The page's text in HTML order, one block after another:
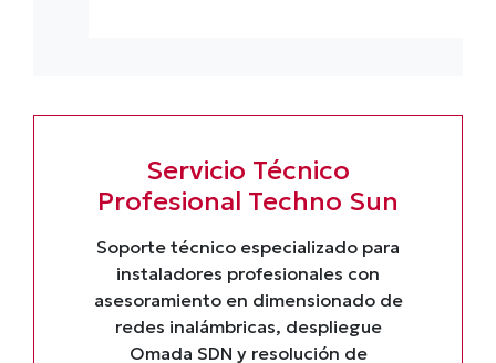
Servicio Técnico
Profesional Techno Sun
Soporte técnico especializado para
instaladores profesionales con
asesoramiento en dimensionado de
redes inalámbricas, despliegue
Omada SDN y resolución de